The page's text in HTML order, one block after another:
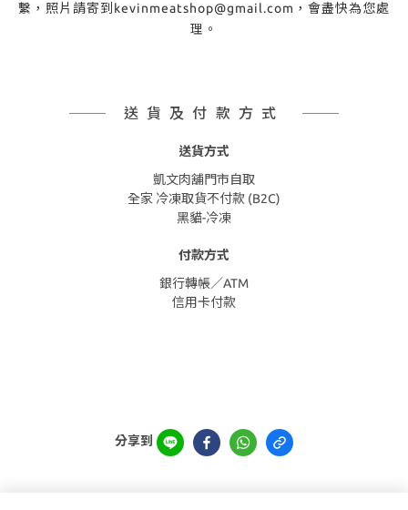
繫，照片請寄到kevinmeatshop@gmail.com，會盡快為您處
理。
送貨及付款方式
送貨方式
凱文肉舖門市自取
全家 冷凍取貨不付款 (B2C)
黑貓-冷凍
付款方式
銀行轉帳／ATM
信用卡付款
分享到